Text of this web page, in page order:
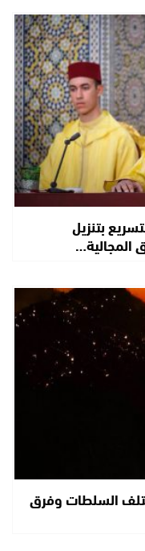
بتنزيل
المجالية…
السلطات وفرق